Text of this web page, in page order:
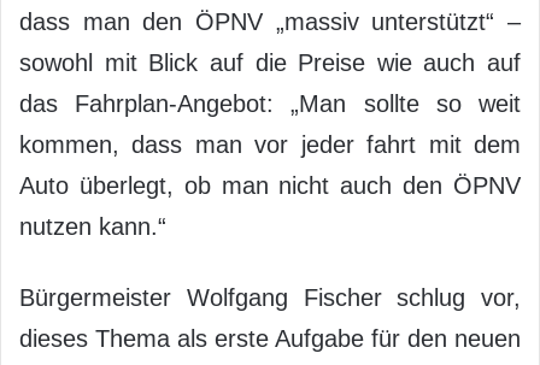
dass man den ÖPNV „massiv unterstützt“ –
sowohl mit Blick auf die Preise wie auch auf
das Fahrplan-Angebot: „Man sollte so weit
kommen, dass man vor jeder fahrt mit dem
Auto überlegt, ob man nicht auch den ÖPNV
nutzen kann.“
Bürgermeister Wolfgang Fischer schlug vor,
dieses Thema als erste Aufgabe für den neuen